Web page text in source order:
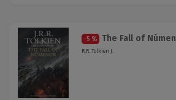
-5 % The Fall of
R.R. Tolkien J.